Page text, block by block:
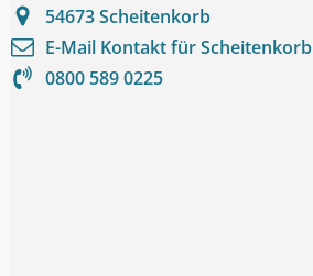
54673Scheitenkorb
E-Mail Kontakt fürScheitenkorb
0800 589 0225